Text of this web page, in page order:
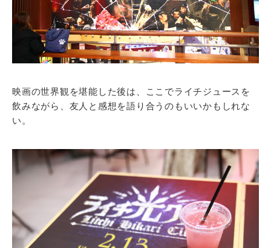
映画の世界観を堪能した後は、ここでライチジュースを
飲みながら、友人と感想を語り合うのもいいかもしれな
い。